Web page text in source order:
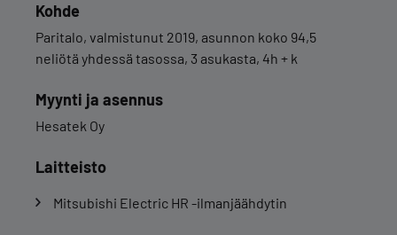
Kohde
Paritalo, valmistunut 2019, asunnon koko 94,5
neliötä yhdessä tasossa, 3 asukasta, 4h + k
Myynti ja asennus
Hesatek Oy
Laitteisto
Mitsubishi Electric HR -ilmanjäähdytin